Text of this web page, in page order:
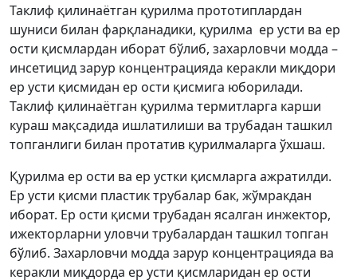
Таклиф қилинаётган қурилма прототиплардан
шуниси билан фарқланадики, қурилма ер усти ва ер
ости қисмлардан иборат бўлиб, захарловчи модда –
инсетицид зарур концентрацияда керакли миқдори
ер усти қисмидан ер ости қисмига юборилади.
Таклиф қилинаётган қурилма термитларга карши
кураш мақсадида ишлатилиши ва трубадан ташкил
топганлиги билан протатив қурилмаларга ўхшаш.
Қурилма ер ости ва ер устки қисмларга ажратилди.
Ер усти қисми пластик трубалар бак, жўмракдан
иборат. Ер ости қисми трубадан ясалган инжектор,
ижекторларни уловчи трубалардан ташкил топган
бўлиб. Захарловчи модда зарур концентрацияда ва
керакли миқдорда ер усти қисмларидан ер ости